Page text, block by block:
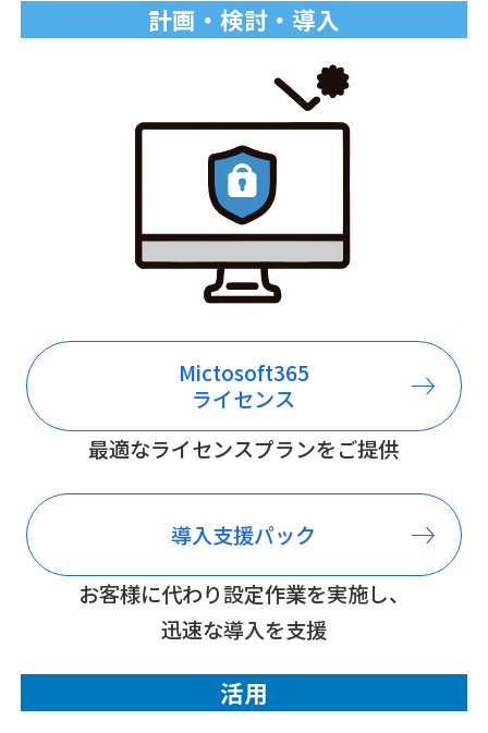
計画・検討・導入
Mictosoft365
ライセンス
最適なライセンスプランをご提供
導入支援パック
お客様に代わり設定作業を実施し、
迅速な導入を支援
活用